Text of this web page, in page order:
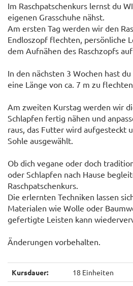
Im Raschpatschenkurs lernst du
eigenen Grasschuhe nähst.
Am ersten Tag werden wir den
Endloszopf flechten, persönliche
dem Aufnähen des Raschzopfs
In den nächsten 3 Wochen hast
eine Länge von ca. 7 m zu
Am zweiten Kurstag werden wir
Schlapfen fertig nähen und
raus, das Futter wird aufgesteckt
Sohle ausgewählt.
Ob dich vegane oder doch
oder Schlapfen nach Hause
Raschpatschenkurs.
Die erlernten Techniken lassen
Materialen wie Wolle oder
gefertigte Leisten kann
Änderungen vorbehalten.
Kursdauer: 18 Einheiten